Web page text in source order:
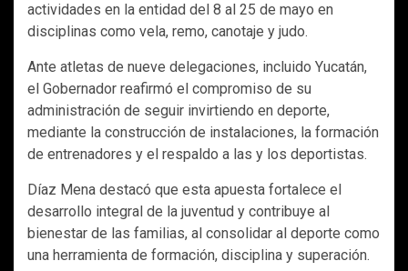
actividades en la entidad del 8 al 25 de mayo en
disciplinas como vela, remo, canotaje y judo.
Ante atletas de nueve delegaciones, incluido Yucatán,
el Gobernador reafirmó el compromiso de su
administración de seguir invirtiendo en deporte,
mediante la construcción de instalaciones, la formación
de entrenadores y el respaldo a las y los deportistas.
Díaz Mena destacó que esta apuesta fortalece el
desarrollo integral de la juventud y contribuye al
bienestar de las familias, al consolidar al deporte como
una herramienta de formación, disciplina y superación.